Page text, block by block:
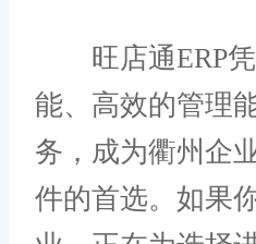
旺店通ERP凭
能、高效的管理
务，成为衢州企
件的首选。如果